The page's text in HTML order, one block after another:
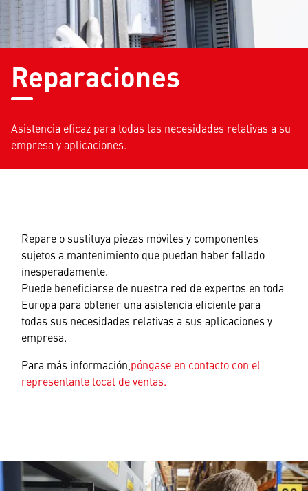
Reparaciones
Asistencia eficaz para todas las necesidades relativas a su
empresa y aplicaciones.
Repare o sustituya piezas móviles y componentes
sujetos a mantenimiento que puedan haber fallado
inesperadamente.
Puede beneficiarse de nuestra red de expertos en toda
Europa para obtener una asistencia eficiente para
todas sus necesidades relativas a sus aplicaciones y
empresa.
Para más información, póngase en contacto con el
representante local de ventas.